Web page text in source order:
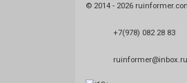
© 2014 - 2026
+7(978) 082 28 83
ruinformer@inbox.ru